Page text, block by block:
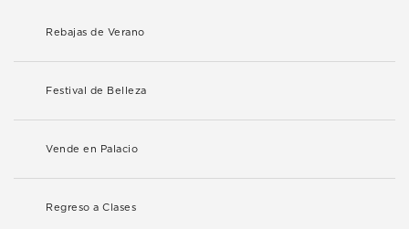
Rebajas de Verano
Festival de Belleza
Vende en Palacio
Regreso a Clases